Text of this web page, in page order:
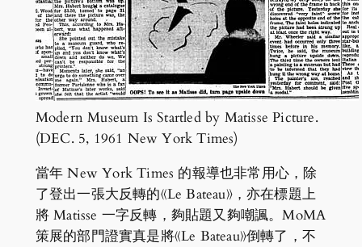
Modern Museum Is Startled by Matisse Picture.
(DEC. 5, 1961 New York Times)
當年 New York Times 的報導也非常用心，除
了登出一張大反轉的《Le Bateau》，亦在標題上
將 Matisse 一字反轉，夠貼題又夠嘲諷。MoMA
策展的部門證實真是將《Le Bateau》倒轉了，不